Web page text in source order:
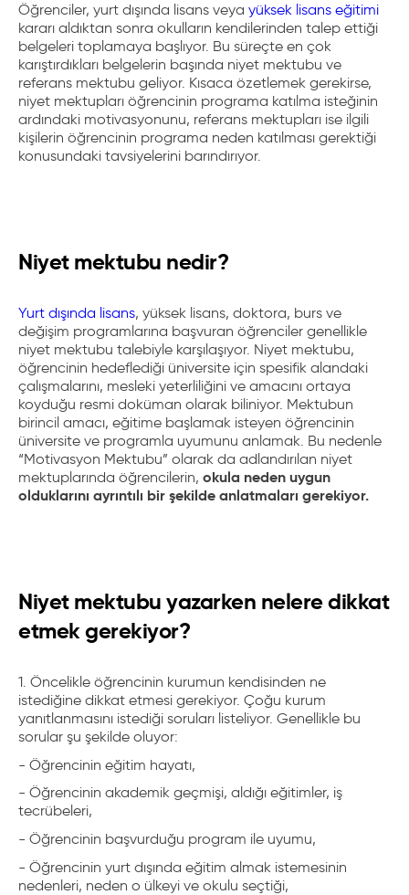
Öğrenciler, yurt dışında lisans veya yüksek lisans eğitimi
kararı aldıktan sonra okulların kendilerinden talep ettiği
belgeleri toplamaya başlıyor. Bu süreçte en çok
karıştırdıkları belgelerin başında niyet mektubu ve
referans mektubu geliyor. Kısaca özetlemek gerekirse,
niyet mektupları öğrencinin programa katılma isteğinin
ardındaki motivasyonunu, referans mektupları ise ilgili
kişilerin öğrencinin programa neden katılması gerektiği
konusundaki tavsiyelerini barındırıyor.
Niyet mektubu nedir?
Yurt dışında lisans, yüksek lisans, doktora, burs ve
değişim programlarına başvuran öğrenciler genellikle
niyet mektubu talebiyle karşılaşıyor. Niyet mektubu,
öğrencinin hedeflediği üniversite için spesifik alandaki
çalışmalarını, mesleki yeterliliğini ve amacını ortaya
koyduğu resmi doküman olarak biliniyor. Mektubun
birincil amacı, eğitime başlamak isteyen öğrencinin
üniversite ve programla uyumunu anlamak. Bu nedenle
“Motivasyon Mektubu” olarak da adlandırılan niyet
mektuplarında öğrencilerin, okula neden uygun
olduklarını ayrıntılı bir şekilde anlatmaları gerekiyor.
Niyet mektubu yazarken nelere dikkat
etmek gerekiyor?
1. Öncelikle öğrencinin kurumun kendisinden ne
istediğine dikkat etmesi gerekiyor. Çoğu kurum
yanıtlanmasını istediği soruları listeliyor. Genellikle bu
sorular şu şekilde oluyor:
- Öğrencinin eğitim hayatı,
- Öğrencinin akademik geçmişi, aldığı eğitimler, iş
tecrübeleri,
- Öğrencinin başvurduğu program ile uyumu,
- Öğrencinin yurt dışında eğitim almak istemesinin
nedenleri, neden o ülkeyi ve okulu seçtiği,